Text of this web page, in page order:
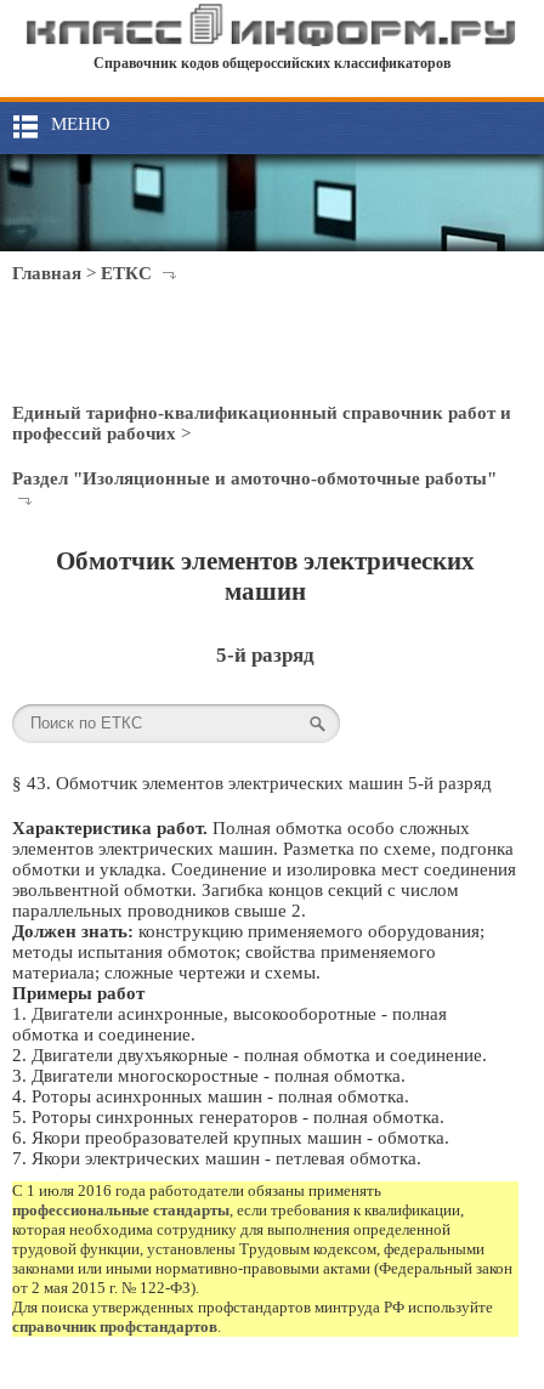
Справочник кодов общероссийских классификаторов
МЕНЮ
Главная > ЕТКС
Единый тарифно-квалификационный справочник работ и
профессий рабочих >
Раздел "Изоляционные и амоточно-обмоточные работы"
Обмотчик элементов электрических
машин
5-й разряд
§ 43. Обмотчик элементов электрических машин 5-й разряд
Характеристика работ. Полная обмотка особо сложных
элементов электрических машин. Разметка по схеме, подгонка
обмотки и укладка. Соединение и изолировка мест соединения
эвольвентной обмотки. Загибка концов секций с числом
параллельных проводников свыше 2.
Должен знать: конструкцию применяемого оборудования;
методы испытания обмоток; свойства применяемого
материала; сложные чертежи и схемы.
Примеры работ
1. Двигатели асинхронные, высокооборотные - полная
обмотка и соединение.
2. Двигатели двухъякорные - полная обмотка и соединение.
3. Двигатели многоскоростные - полная обмотка.
4. Роторы асинхронных машин - полная обмотка.
5. Роторы синхронных генераторов - полная обмотка.
6. Якори преобразователей крупных машин - обмотка.
7. Якори электрических машин - петлевая обмотка.
С 1 июля 2016 года работодатели обязаны применять
профессиональные стандарты, если требования к квалификации,
которая необходима сотруднику для выполнения определенной
трудовой функции, установлены Трудовым кодексом, федеральными
законами или иными нормативно-правовыми актами (Федеральный закон
от 2 мая 2015 г. № 122-ФЗ).
Для поиска утвержденных профстандартов минтруда РФ используйте
справочник профстандартов.